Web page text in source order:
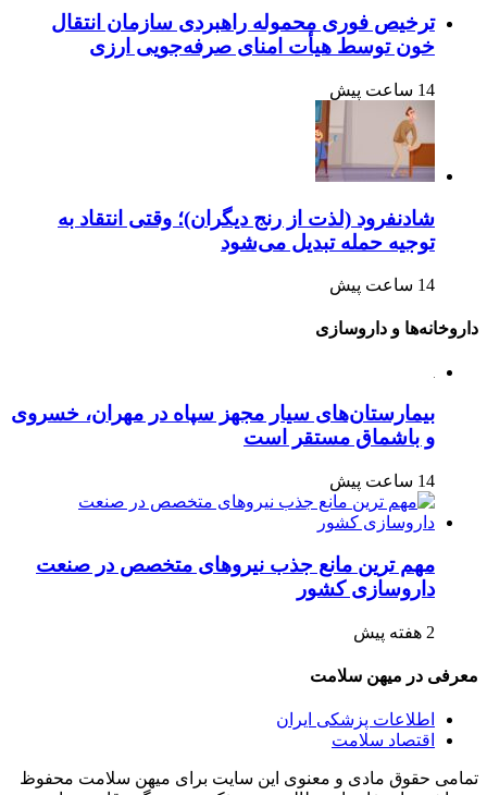
ترخیص فوری محموله راهبردی سازمان انتقال
خون توسط هیأت امنای صرفه‌جویی ارزی
14 ساعت پیش
شادنفرود (لذت از رنج دیگران)؛ وقتی انتقاد به
توجیه حمله تبدیل می‌شود
14 ساعت پیش
داروخانه‌ها و داروسازی
بیمارستان‌های سیار مجهز سپاه در مهران، خسروی
و باشماق مستقر است
14 ساعت پیش
مهم ترین مانع جذب نیروهای متخصص در صنعت
داروسازی کشور
2 هفته پیش
معرفی در میهن سلامت
اطلاعات پزشکی ایران
اقتصاد سلامت
تمامی حقوق مادی و معنوی این سایت برای میهن سلامت محفوظ